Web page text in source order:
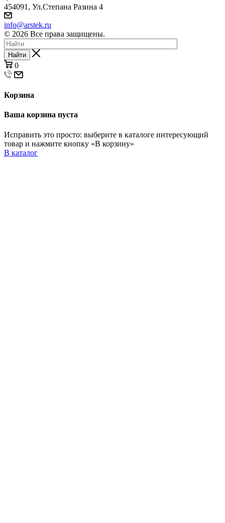
454091, Ул.Степана Разина 4
info@arstek.ru
© 2026 Все права защищены.
Найти
0
Корзина
Ваша корзина пуста
Исправить это просто: выберите в каталоге интересующий
товар и нажмите кнопку «В корзину»
В каталог